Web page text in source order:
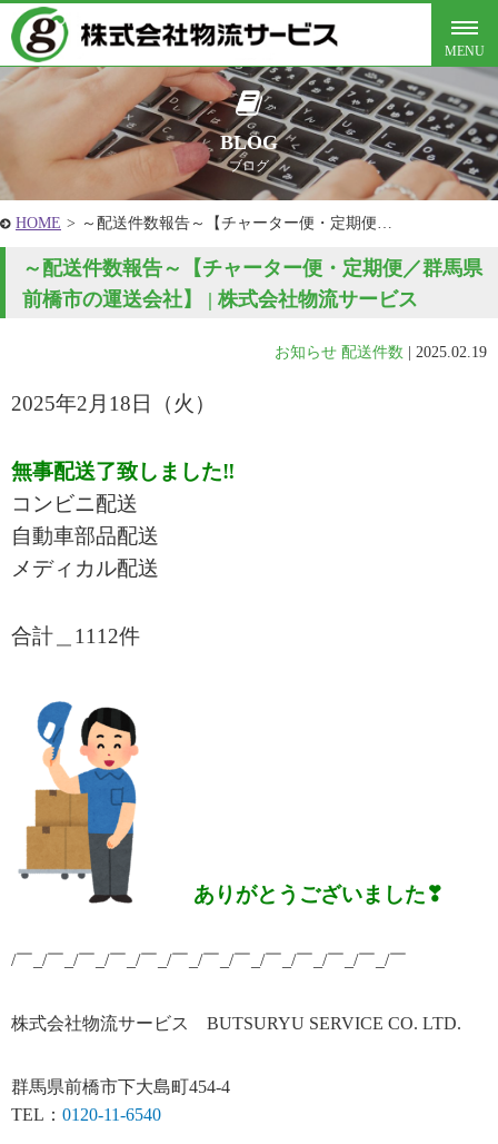
BLOG
ブログ
HOME > ～配送件数報告～【チャーター便・定期便…
～配送件数報告～【チャーター便・定期便／群馬県
前橋市の運送会社】 | 株式会社物流サービス
お知らせ 配送件数 2025.02.19
2025年2 月18 日 （火 ）
無事配送了致しました‼
コンビニ配送
自動車部品配送
メディカル配送
合計＿1112件
ありがとうございました❣
/￣_/￣_/￣_/￣_/￣_/￣_/￣_/￣_/￣_/￣_/￣_/￣_/￣
株式会社物流サービス BUTSURYU SERVICE CO. LTD.
群馬県前橋市下大島町454-4
TEL： 0120-11-6540